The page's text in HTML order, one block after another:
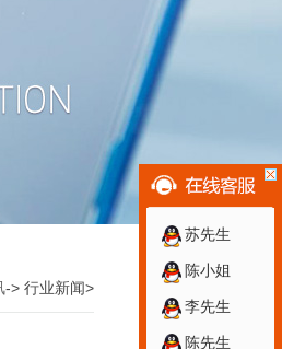
-> 行业新闻>
苏先生
陈小姐
李先生
陈先生